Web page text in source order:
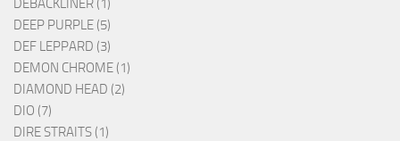
DEBACKLINER (1)
DEEP PURPLE (5)
DEF LEPPARD (3)
DEMON CHROME (1)
DIAMOND HEAD (2)
DIO (7)
DIRE STRAITS (1)